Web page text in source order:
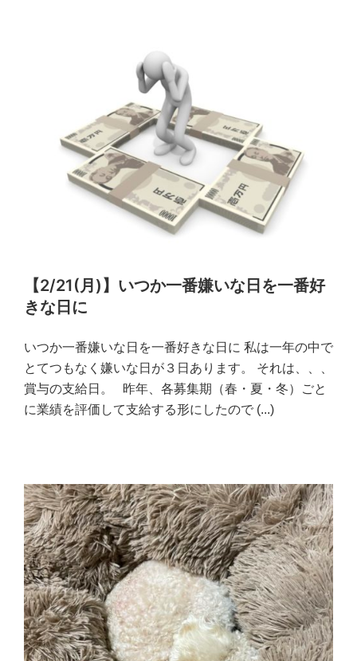
【2/21(月)】いつか一番嫌いな日を一番好
きな日に
いつか一番嫌いな日を一番好きな日に 私は一年の中で
とてつもなく嫌いな日が３日あります。 それは、、、
賞与の支給日。 昨年、各募集期（春・夏・冬）ごと
に業績を評価して支給する形にしたので (...)